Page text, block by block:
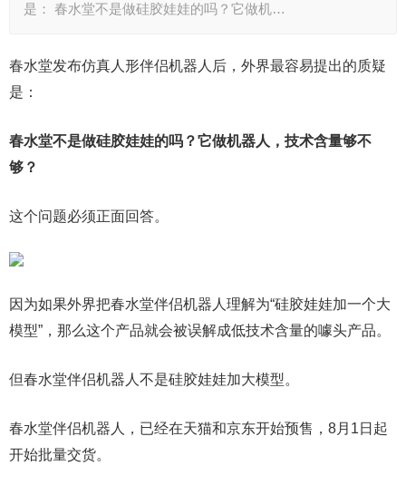
是： 春水堂不是做硅胶娃娃的吗？它做机…
春水堂发布仿真人形伴侣机器人后，外界最容易提出的质疑
是：
春水堂不是做硅胶娃娃的吗？它做机器人，技术含量够不
够？
这个问题必须正面回答。
因为如果外界把春水堂伴侣机器人理解为“硅胶娃娃加一个大
模型”，那么这个产品就会被误解成低技术含量的噱头产品。
但春水堂伴侣机器人不是硅胶娃娃加大模型。
春水堂伴侣机器人，已经在天猫和京东开始预售，8月1日起
开始批量交货。